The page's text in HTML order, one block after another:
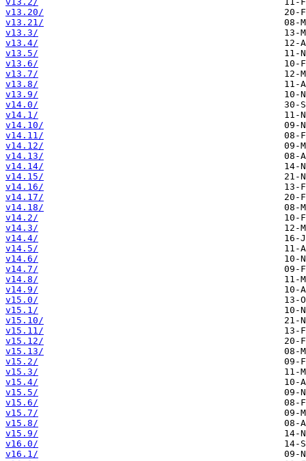
v13.20/
v13.21/
v13.3/
v13.4/
v13.5/
v13.6/
v13.7/
v13.8/
v13.9/
v14.0/
v14.1/
v14.10/
v14.11/
v14.12/
v14.13/
v14.14/
v14.15/
v14.16/
v14.17/
v14.18/
v14.2/
v14.3/
v14.4/
v14.5/
v14.6/
v14.7/
v14.8/
v14.9/
v15.0/
v15.1/
v15.10/
v15.11/
v15.12/
v15.13/
v15.2/
v15.3/
v15.4/
v15.5/
v15.6/
v15.7/
v15.8/
v15.9/
v16.0/
v16.1/